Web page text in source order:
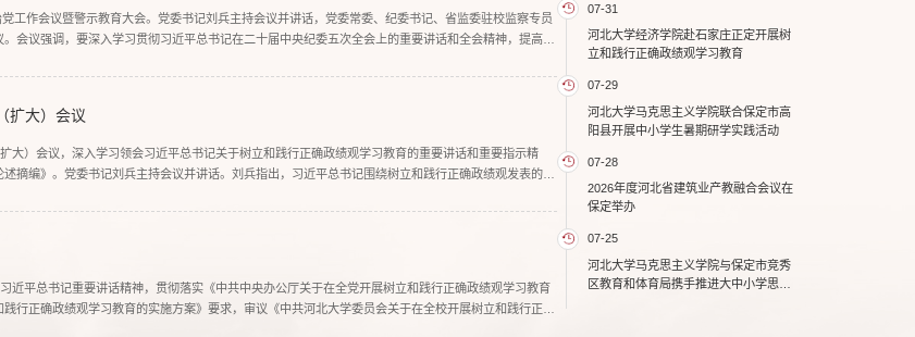
工作会议暨警示教育大会。党委书记刘兵主持会议并讲话，党委常委、纪委书记、省监委驻校监察专员
会议强调，要深入学习贯彻习近平总书记在二十届中央纪委五次全会上的重要讲话和全会精神，提高政
扩大）会议
大）会议，深入学习领会习近平总书记关于树立和践行正确政绩观学习教育的重要讲话和重要指示精
摘编》。党委书记刘兵主持会议并讲话。刘兵指出，习近平总书记围绕树立和践行正确政绩观发表的一
近平总书记重要讲话精神，贯彻落实《中共中央办公厅关于在全党开展树立和践行正确政绩观学习教育
行正确政绩观学习教育的实施方案》要求，审议《中共河北大学委员会关于在全校开展树立和践行正确
07-31
河北大学经济学院赴石家庄正定开展树
立和践行正确政绩观学习教育
07-29
河北大学马克思主义学院联合保定市高
阳县开展中小学生暑期研学实践活动
07-28
2026年度河北省建筑业产教融合会议在
保定举办
07-25
河北大学马克思主义学院与保定市竞秀
区教育和体育局携手推进大中小学思政